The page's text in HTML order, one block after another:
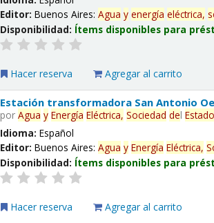
Editor:Buenos Aires:Agua y energía eléctrica,
Disponibilidad: Ítems disponibles para
Hacer reserva Agregar al carrito
Estación transformadora San Antonio
porAgua y Energía Eléctrica, Sociedad delEstado
Idioma:Español
Editor:Buenos Aires:Agua y Energía Eléctrica,
Disponibilidad: Ítems disponibles para
Hacer reserva Agregar al carrito